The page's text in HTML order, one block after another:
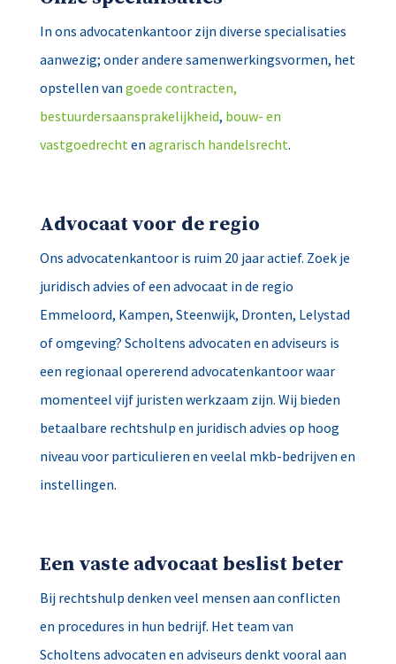
In ons advocatenkantoor zijn diverse specialisaties
aanwezig; onder andere samenwerkingsvormen, het
opstellen van goede contracten,
bestuurdersaansprakelijkheid, bouw- en
vastgoedrechten agrarisch handelsrecht.
Advocaat voor de regio
Ons advocatenkantoor is ruim 20 jaar actief. Zoek je
juridisch advies of een advocaat in de regio
Emmeloord, Kampen, Steenwijk, Dronten, Lelystad
of omgeving? Scholtens advocaten en adviseurs is
een regionaal opererend advocatenkantoor waar
momenteel vijf juristen werkzaam zijn. Wij bieden
betaalbare rechtshulp en juridisch advies op hoog
niveau voor particulieren en veelal mkb-bedrijven en
instellingen.
Een vaste advocaat beslist beter
Bij rechtshulp denken veel mensen aan conflicten
en procedures in hun bedrijf. Het team van
Scholtens advocaten en adviseurs denkt vooral aan